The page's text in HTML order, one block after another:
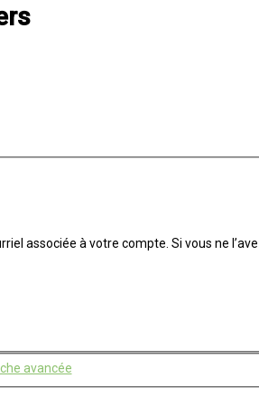
associée à votre compte. Si vous ne
avancée